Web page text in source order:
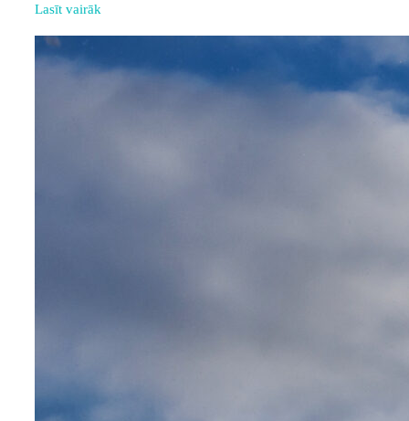
Lasīt vairāk